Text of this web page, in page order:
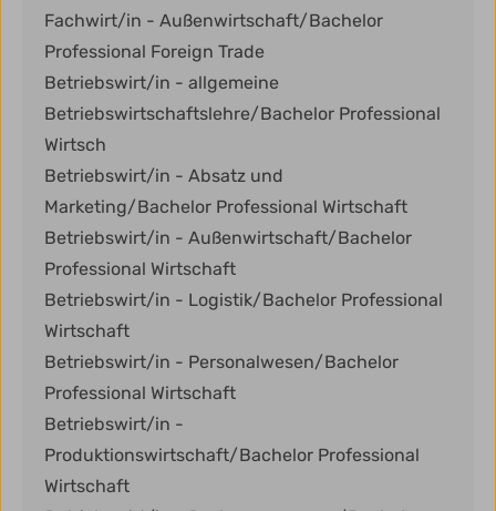
Fachwirt/in - Außenwirtschaft/Bachelor
Professional Foreign Trade
Betriebswirt/in - allgemeine
Betriebswirtschaftslehre/Bachelor Professional
Wirtsch
Betriebswirt/in - Absatz und
Marketing/Bachelor Professional Wirtschaft
Betriebswirt/in - Außenwirtschaft/Bachelor
Professional Wirtschaft
Betriebswirt/in - Logistik/Bachelor Professional
Wirtschaft
Betriebswirt/in - Personalwesen/Bachelor
Professional Wirtschaft
Betriebswirt/in -
Produktionswirtschaft/Bachelor Professional
Wirtschaft